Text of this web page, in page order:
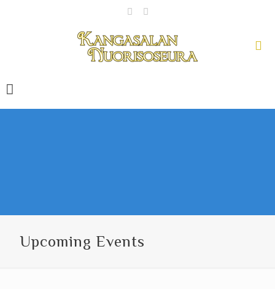
Upcoming Events